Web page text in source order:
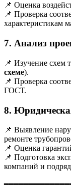
📌 Оценка
📌 Проверка
характеристикам
7. Анализ
📌 Изучение схем
схеме).
📌 Проверка
ГОСТ.
8.
📌 Выявление
ремонте
📌 Оценка
📌 Подготовка
компаний и